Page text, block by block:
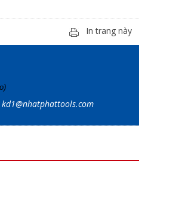
In trang này
kd1@nhatphattools.com